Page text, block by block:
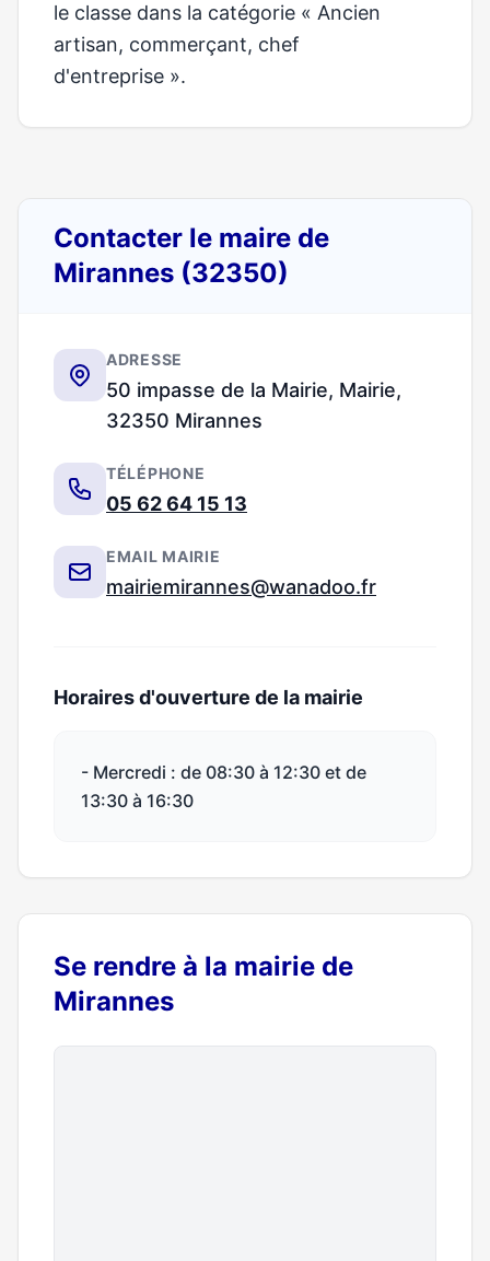
le classe dans la catégorie « Ancien
artisan, commerçant, chef
d'entreprise ».
Contacter le maire de
Mirannes (32350)
ADRESSE
50 impasse de la Mairie, Mairie,
32350 Mirannes
TÉLÉPHONE
05 62 64 15 13
EMAIL MAIRIE
mairiemirannes@wanadoo.fr
Horaires d'ouverture de la mairie
- Mercredi : de 08:30 à 12:30 et de
13:30 à 16:30
Se rendre à la mairie de
Mirannes